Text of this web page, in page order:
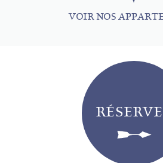
VOIR NOS